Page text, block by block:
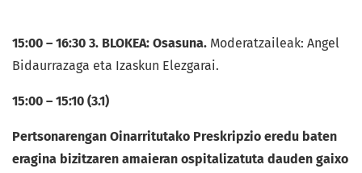
15:00 – 16:30 3. BLOKEA: Osasuna. Moderatzaileak: Angel
Bidaurrazaga eta Izaskun Elezgarai.
15:00 – 15:10 (3.1)
Pertsonarengan Oinarritutako Preskripzio eredu baten
eragina bizitzaren amaieran ospitalizatuta dauden gaixo